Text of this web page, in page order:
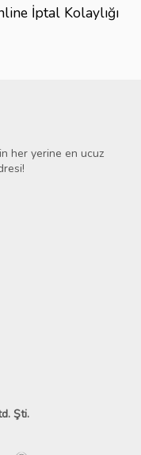
İptal Kolaylığı
her yerine en ucuz
Şti.